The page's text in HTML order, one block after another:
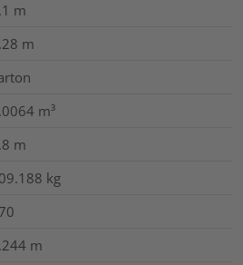
m
m
m³
m
kg
m